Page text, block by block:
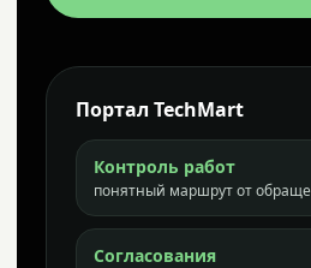
Портал TechMart
Контроль работ
понятный маршрут от
Согласования